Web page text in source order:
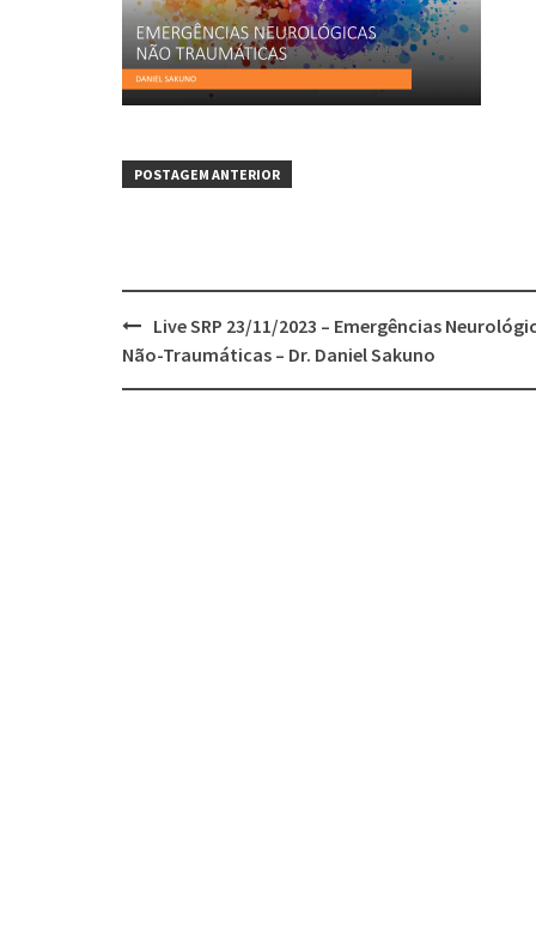
POSTAGEM ANTERIOR
Live SRP 23/11/2023 – Emergências
Não-Traumáticas – Dr. Daniel Sakuno